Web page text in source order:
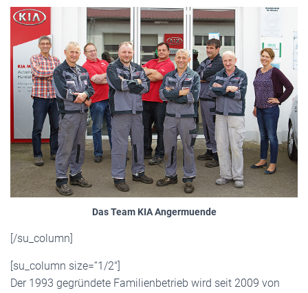
Das Team KIA Angermuende
[/su_column]
[su_column size=“1/2″]
Der 1993 gegründete Familienbetrieb wird seit 2009 von